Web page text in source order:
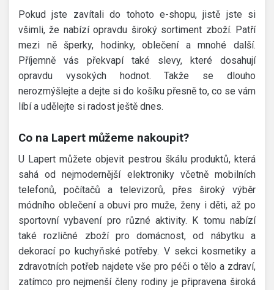
Pokud jste zavítali do tohoto e-shopu, jistě jste si
všimli, že nabízí opravdu široký sortiment zboží. Patří
mezi ně šperky, hodinky, oblečení a mnohé další.
Příjemně vás překvapí také slevy, které dosahují
opravdu vysokých hodnot. Takže se dlouho
nerozmýšlejte a dejte si do košíku přesně to, co se vám
líbí a udělejte si radost ještě dnes.
Co na Lapert můžeme nakoupit?
U Lapert můžete objevit pestrou škálu produktů, která
sahá od nejmodernější elektroniky včetně mobilních
telefonů, počítačů a televizorů, přes široký výběr
módního oblečení a obuvi pro muže, ženy i děti, až po
sportovní vybavení pro různé aktivity. K tomu nabízí
také rozličné zboží pro domácnost, od nábytku a
dekorací po kuchyňské potřeby. V sekci kosmetiky a
zdravotních potřeb najdete vše pro péči o tělo a zdraví,
zatímco pro nejmenší členy rodiny je připravena široká